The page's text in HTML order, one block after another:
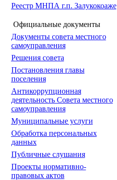
Реестр МНПА г.п. Залукокоаже
Официальные документы
Документы совета местного
самоуправления
Решения совета
Постановления главы
поселения
Антикоррупционная
деятельность Совета местного
самоуправления
Муниципальные услуги
Обработка персональных
данных
Публичные слушания
Проекты нормативно-
правовых актов